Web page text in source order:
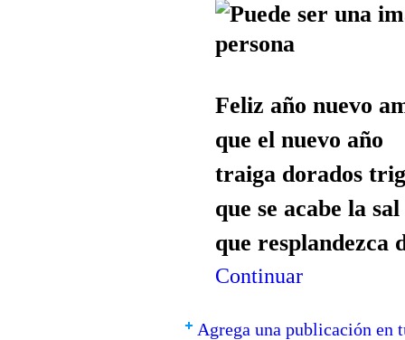
Feliz año nuevo
que el nuevo año
traiga dorados
que se acabe la
que resplandezca
Continuar
Agrega una publicación en